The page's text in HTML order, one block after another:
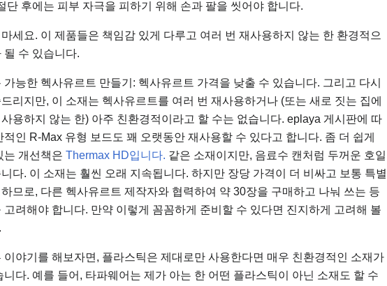
단 후에는 피부 자극을 피하기 위해 손과 팔을 씻어야 합니다.
세요. 이 제품들은 책임감 있게 다루고 여러 번 재사용하지 않는 한 환경적으
될 수 있습니다.
가능한 헥사유르트 만들기: 헥사유르트 가격을 낮출 수 있습니다. 그리고 다시
리지만, 이 소재는 헥사유르트를 여러 번 재사용하거나 (또는 ​​새로 짓는 집에
용하지 않는 한) 아주 친환경적이라고 할 수는 없습니다. eplaya 게시판에 따
적인 R-Max 유형 보드도 꽤 오랫동안 재사용할 수 있다고 합니다. 좀 더 쉽게
는 개선책은 Thermax HD입니다. 같은 소재이지만, 음료수 캔처럼 두꺼운 호일
다. 이 소재는 훨씬 오래 지속됩니다. 하지만 장당 가격이 더 비싸고 보통 특별
므로, 다른 헥사유르트 제작자와 협력하여 약 30장을 구매하고 나눠 쓰는 등
고려해야 합니다. 만약 이렇게 꼼꼼하게 준비할 수 있다면 진지하게 고려해 볼
이야기를 해보자면, 플라스틱은 제대로만 사용한다면 매우 친환경적인 소재가
니다. 예를 들어, 타파웨어는 제가 아는 한 어떤 플라스틱이 아닌 소재도 할 수